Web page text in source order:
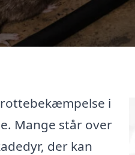
i
Mange står over
der kan